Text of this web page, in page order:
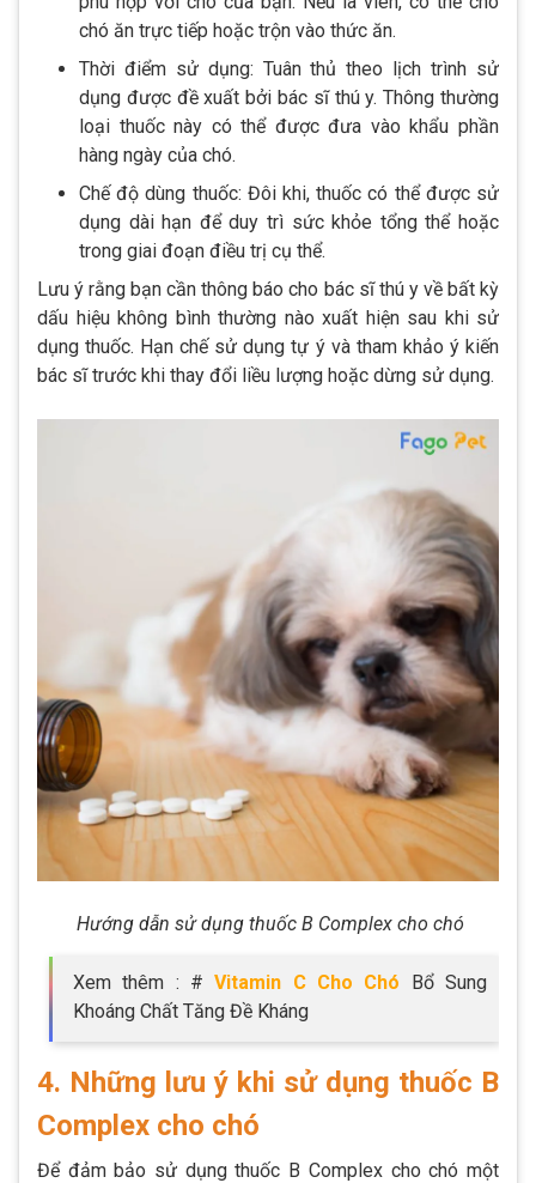
chó ăn trực tiếp hoặc trộn vào thức ăn.
Thời điểm sử dụng: Tuân thủ theo lịch trình sử
dụng được đề xuất bởi bác sĩ thú y. Thông thường
loại thuốc này có thể được đưa vào khẩu phần
hàng ngày của chó.
Chế độ dùng thuốc: Đôi khi, thuốc có thể được sử
dụng dài hạn để duy trì sức khỏe tổng thể hoặc
trong giai đoạn điều trị cụ thể.
Lưu ý rằng bạn cần thông báo cho bác sĩ thú y về bất kỳ
dấu hiệu không bình thường nào xuất hiện sau khi sử
dụng thuốc. Hạn chế sử dụng tự ý và tham khảo ý kiến
bác sĩ trước khi thay đổi liều lượng hoặc dừng sử dụng.
Hướng dẫn sử dụng thuốc B Complex cho chó
Xem thêm : #Vitamin C Cho Chó Bổ Sung
Khoáng Chất Tăng Đề Kháng
4. Những lưu ý khi sử dụng thuốc B
Complex cho chó
Để đảm bảo sử dụng thuốc B Complex cho chó một